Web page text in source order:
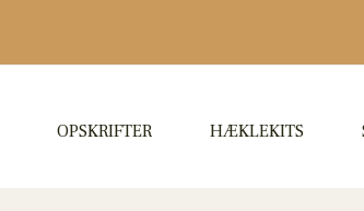
OPSKRIFTER HÆKLEKITS